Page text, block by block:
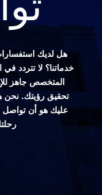
هل لديك
خدماتنا؟ لا تتردد في
المتخصص جاهز
تحقيق رؤيتك. نحن
عليك هو أن تواصل